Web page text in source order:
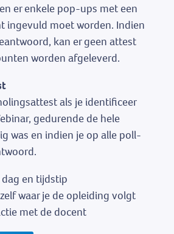
er enkele pop-ups met een
ingevuld moet worden. Indien
kan er geen attest
worden afgeleverd.
als je identificeer
gedurende de hele
was en indien je op alle poll-
en tijdstip
waar je de opleiding volgt
met de docent